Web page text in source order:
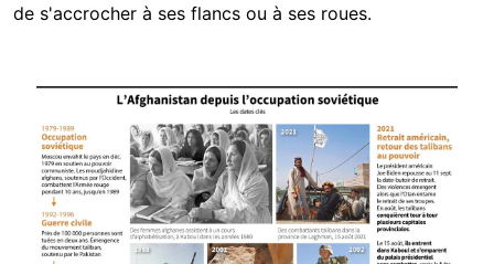
de s'accrocher à ses flancs ou à ses roues.